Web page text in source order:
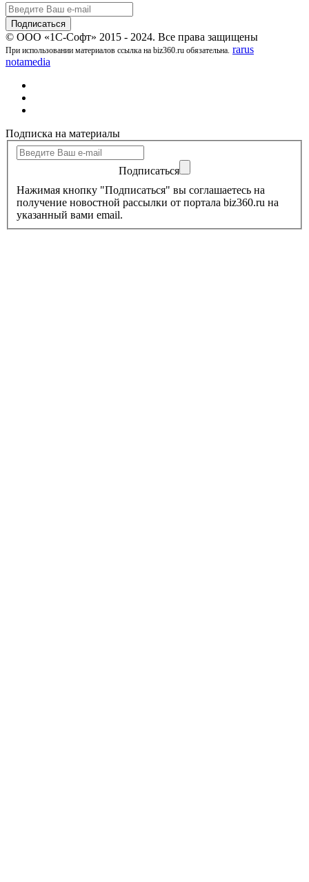
© ООО «1С-Софт» 2015 - 2024. Все права защищены
При использовании материалов ссылка на biz360.ru обязательна. rarus
notamedia
Подписка на материалы
Подписаться
Нажимая кнопку "Подписаться" вы соглашаетесь на
получение новостной рассылки от портала biz360.ru на
указанный вами email.